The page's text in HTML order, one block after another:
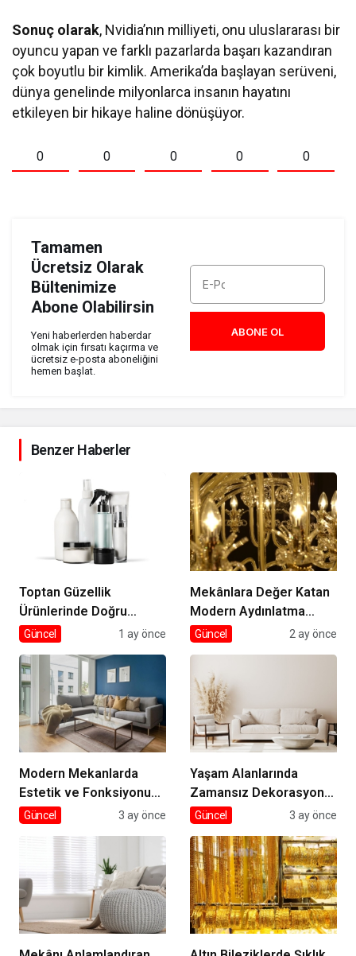
Sonuç olarak, Nvidia’nın milliyeti, onu uluslararası bir
oyuncu yapan ve farklı pazarlarda başarı kazandıran
çok boyutlu bir kimlik. Amerika’da başlayan serüveni,
dünya genelinde milyonlarca insanın hayatını
etkileyen bir hikaye haline dönüşüyor.
0 0 0 0 0
Tamamen
Ücretsiz Olarak
Bültenimize
Abone Olabilirsin
Yeni haberlerden haberdar
olmak için fırsatı kaçırma ve
ücretsiz e-posta aboneliğini
hemen başlat.
ABONE OL
Benzer Haberler
Toptan Güzellik
Ürünlerinde Doğru
Tedarik
Güncel 1 ay önce
Mekânlara Değer Katan
Modern Aydınlatma
Seçimleri
Güncel 2 ay önce
Modern Mekanlarda
Estetik ve Fonksiyonun
Dengesi
Güncel 3 ay önce
Yaşam Alanlarında
Zamansız Dekorasyon
Rehberi
Güncel 3 ay önce